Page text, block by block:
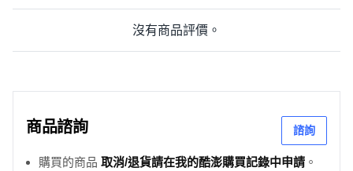
沒有商品評價。
商品諮詢 諮詢
購買的商品 取消/退貨請在我的酷澎購買記錄中申請 。